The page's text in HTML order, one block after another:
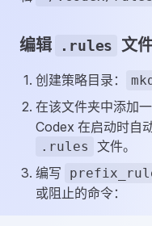
编辑 .rules 文
创建策略目录：
在该文件夹中添加
Codex 在启动时自
.rules
文件。
编写
或阻止的命令：